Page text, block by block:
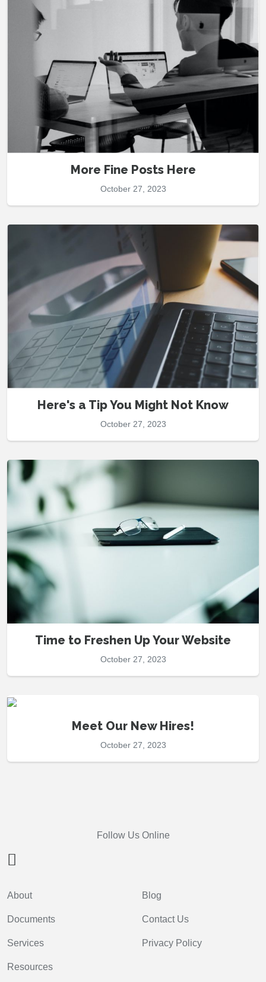
More Fine Posts Here
October 27, 2023
Here's a Tip You Might Not Know
October 27, 2023
Time to Freshen Up Your Website
October 27, 2023
Meet Our New Hires!
October 27, 2023
Follow Us Online
About
Documents
Services
Resources
Blog
Contact Us
Privacy Policy